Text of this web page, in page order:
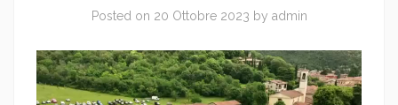
Posted on 20 Ottobre 2023 by admin